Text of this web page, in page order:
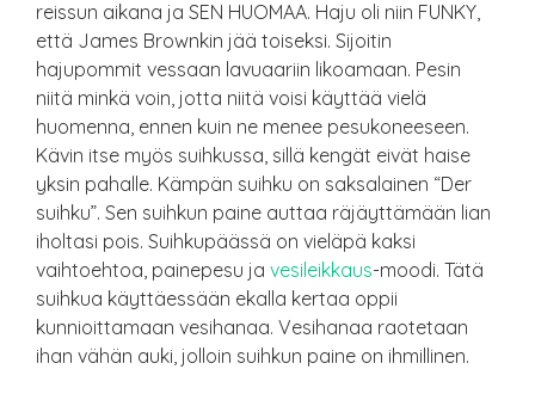
reissun aikana ja SEN HUOMAA. Haju oli niin FUNKY,
että James Brownkin jää toiseksi. Sijoitin
hajupommit vessaan lavuaariin likoamaan. Pesin
niitä minkä voin, jotta niitä voisi käyttää vielä
huomenna, ennen kuin ne menee pesukoneeseen.
Kävin itse myös suihkussa, sillä kengät eivät haise
yksin pahalle. Kämpän suihku on saksalainen “Der
suihku”. Sen suihkun paine auttaa räjäyttämään lian
iholtasi pois. Suihkupäässä on vieläpä kaksi
vaihtoehtoa, painepesu ja vesileikkaus-moodi. Tätä
suihkua käyttäessään ekalla kertaa oppii
kunnioittamaan vesihanaa. Vesihanaa raotetaan
ihan vähän auki, jolloin suihkun paine on ihmillinen.